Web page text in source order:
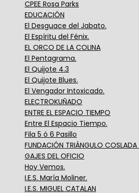
CPEE Rosa Parks
EDUCACIÓN
El Desguace del Jabato.
El Espíritu del Fénix.
EL ORCO DE LA COLINA
El Pentagrama.
El Quijote 4.3
El Quijote Blues.
El Vengador Intoxicado.
ELECTROKUÑADO
ENTRE EL ESPACIO TIEMPO
Entre El Espacio Tiempo.
Fila 5 ó 6 Pasillo
FUNDACIÓN TRIÁNGULO COSLADA
GAJES DEL OFICIO
Hoy Vemos.
I.E.S. María Moliner.
I.E.S. MIGUEL CATALAN